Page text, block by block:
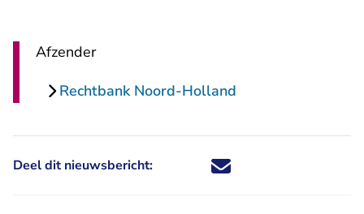
Afzender
Rechtbank Noord-Holland
Deel dit nieuwsbericht: Deel dit nieuwsbericht via X -
Deel dit nieuwsbericht via
Deel dit nieuwsbericht
Deel dit